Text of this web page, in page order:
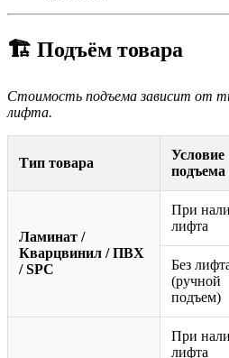
🏗️ Подъём товара
Стоимость подъема зависит от
лифта.
Тип товара
Условие
подъема
Ламинат /
Кварцвинил / ПВХ
/ SPC
При
лифта
Без
(ручной
подъем)
При
лифта